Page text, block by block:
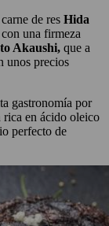
de res Hida
una firmeza
Akaushi, que a
unos precios
gastronomía por
rica en ácido oleico
perfecto de